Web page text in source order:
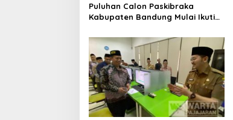
Puluhan Calon Paskibraka
Kabupaten Bandung Mulai Ikuti